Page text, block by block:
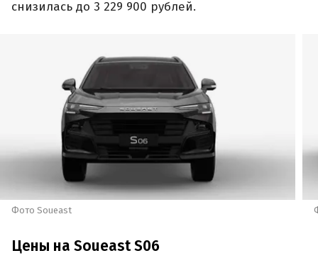
снизилась до 3 229 900 рублей.
Фото Soueast
Цены на Soueast S06